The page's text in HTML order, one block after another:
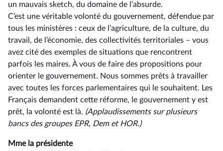
un mauvais sketch, du domaine de l’absurde.
C’est une véritable volonté du gouvernement, défendue par
tous les ministères : ceux de l’agriculture, de la culture, du
travail, de l’économie, des collectivités territoriales –⁠ vous
avez cité des exemples de situations que rencontrent
parfois les maires. À vous de faire des propositions pour
orienter le gouvernement. Nous sommes prêts à travailler
avec toutes les forces parlementaires qui le souhaitent. Les
Français demandent cette réforme, le gouvernement y est
prêt, la volonté est là. (Applaudissements sur plusieurs
bancs des groupes EPR, Dem et HOR.)
Mme la présidente